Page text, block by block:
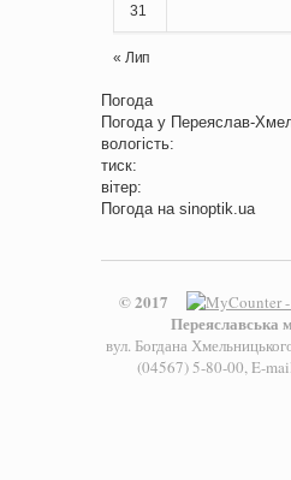
31
« Лип
Погода
Погода у Переяслав-
вологість:
тиск:
вітер:
Погода на sinoptik.ua
© 2017
Переяславська
вул. Богдана
(04567) 5-80-00, E-